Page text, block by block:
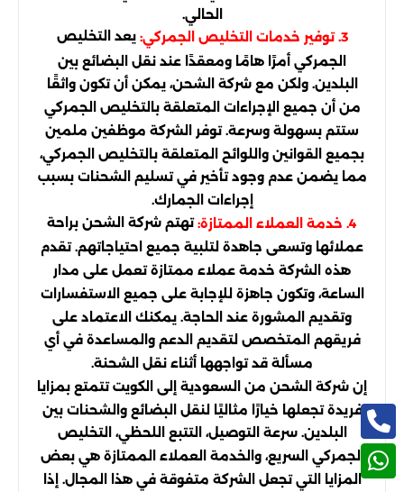
الحالي.
3. توفير خدمات التخليص الجمركي:
يعد التخليص
الجمركي أمرًا هامًا ومعقدًا عند نقل البضائع بين
البلدين. ولكن مع شركة الشحن، يمكن أن تكون واثقًا
من أن جميع الإجراءات المتعلقة بالتخليص الجمركي
ستتم بسهولة وسرعة. توفر الشركة موظفين ملمين
بجميع القوانين واللوائح المتعلقة بالتخليص الجمركي،
مما يضمن عدم وجود تأخير في تسليم الشحنات بسبب
إجراءات الجمارك.
4. خدمة العملاء الممتازة:
تهتم شركة الشحن براحة
عملائها وتسعى جاهدة لتلبية جميع احتياجاتهم. تقدم
هذه الشركة خدمة عملاء ممتازة تعمل على مدار
الساعة، وتكون جاهزة للإجابة على جميع الاستفسارات
وتقديم المشورة عند الحاجة. يمكنك الاعتماد على
فريقهم المتخصص لتقديم الدعم والمساعدة في أي
مسألة قد تواجهها أثناء نقل الشحنة.
إن شركة الشحن من السعودية إلى الكويت تتمتع بمزايا
فريدة تجعلها خيارًا مثاليًا لنقل البضائع والشحنات بين
البلدين. سرعة التوصيل، التتبع اللحظي، التخليص
الجمركي السريع، والخدمة العملاء الممتازة هي بعض
المزايا التي تجعل الشركة متفوقة في هذا المجال. إذا